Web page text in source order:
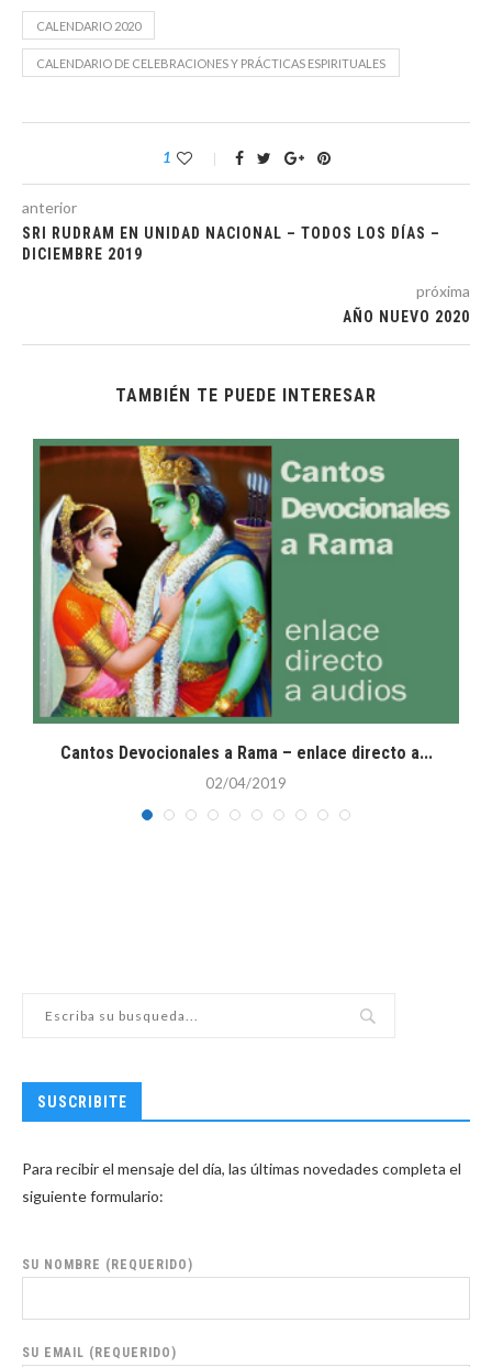
CALENDARIO 2020
CALENDARIO DE CELEBRACIONES Y PRÁCTICAS ESPIRITUALES
1
anterior
SRI RUDRAM EN UNIDAD NACIONAL – TODOS LOS DÍAS –
DICIEMBRE 2019
próxima
AÑO NUEVO 2020
TAMBIÉN TE PUEDE INTERESAR
Cantos Devocionales a Rama – enlace directo a...
02/04/2019
SUSCRIBITE
Para recibir el mensaje del día, las últimas novedades completa el
siguiente formulario:
SU NOMBRE (REQUERIDO)
SU EMAIL (REQUERIDO)